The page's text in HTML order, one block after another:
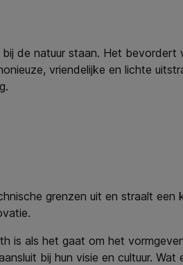
de natuur staan. Het
vriendelijke en lichte
grenzen uit en straalt een
is als het gaat om het
bij hun visie en cultuur.